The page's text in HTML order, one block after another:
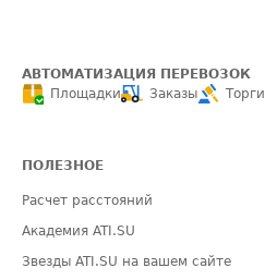
АВТОМАТИЗАЦИЯ ПЕРЕВОЗОК
Площадки
Заказы Торги
ПОЛЕЗНОЕ
Расчет расстояний
Академия ATI.SU
Звезды ATI.SU на вашем сайте